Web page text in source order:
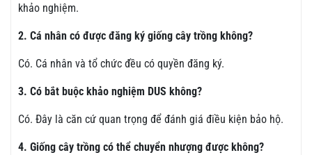
khảo nghiệm.
2. Cá nhân có được đăng ký giống cây trồng không?
Có. Cá nhân và tổ chức đều có quyền đăng ký.
3. Có bắt buộc khảo nghiệm DUS không?
Có. Đây là căn cứ quan trọng để đánh giá điều kiện bảo hộ.
4. Giống cây trồng có thể chuyển nhượng được không?